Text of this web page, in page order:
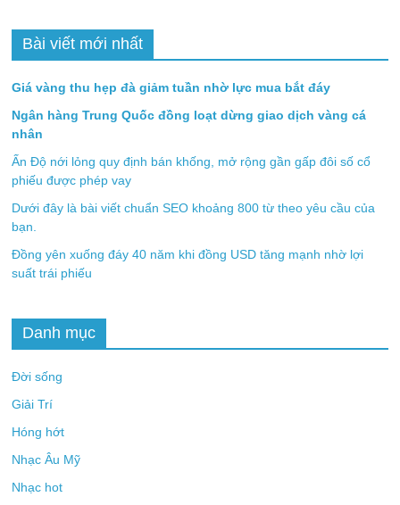
Bài viết mới nhất
Giá vàng thu hẹp đà giảm tuần nhờ lực mua bắt đáy
Ngân hàng Trung Quốc đồng loạt dừng giao dịch vàng cá
nhân
Ấn Độ nới lỏng quy định bán khống, mở rộng gần gấp đôi số cổ
phiếu được phép vay
Dưới đây là bài viết chuẩn SEO khoảng 800 từ theo yêu cầu của
bạn.
Đồng yên xuống đáy 40 năm khi đồng USD tăng mạnh nhờ lợi
suất trái phiếu
Danh mục
Đời sống
Giải Trí
Hóng hớt
Nhạc Âu Mỹ
Nhạc hot